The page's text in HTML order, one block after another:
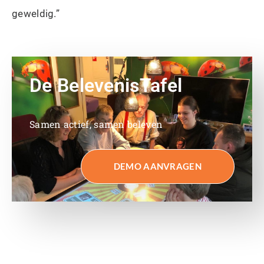
geweldig.”
De BelevenisTafel
Samen actief, samen beleven
DEMO AANVRAGEN